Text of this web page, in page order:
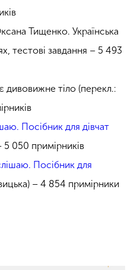
Тищенко. Українська
тестові завдання – 5 493
дивовижне тіло (перекл.:
Посібник для дівчат
5 050 примірників
Посібник для
– 4 854 примірники